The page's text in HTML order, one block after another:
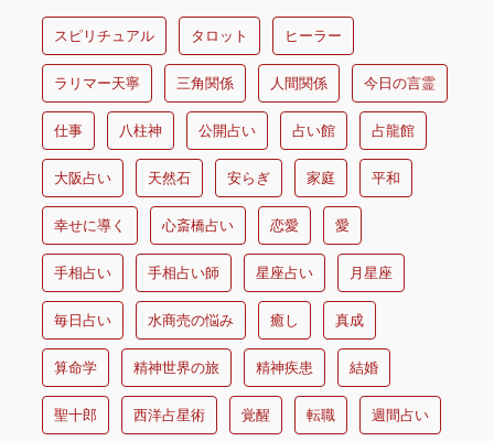
スピリチュアル タロット ヒーラー
ラリマー天寧 三角関係 人間関係 今日の言霊
仕事 八柱神 公開占い 占い館 占龍館
大阪占い 天然石 安らぎ 家庭 平和
幸せに導く 心斎橋占い 恋愛 愛
手相占い 手相占い師 星座占い 月星座
毎日占い 水商売の悩み 癒し 真成
算命学 精神世界の旅 精神疾患 結婚
聖十郎 西洋占星術 覚醒 転職 週間占い